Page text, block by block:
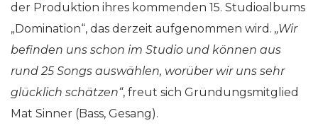
der Produktion ihres kommenden 15. Studioalbums
„Domination“, das derzeit aufgenommen wird. „Wir
befinden uns schon im Studio und können aus
rund 25 Songs auswählen, worüber wir uns sehr
glücklich schätzen“, freut sich Gründungsmitglied
Mat Sinner (Bass, Gesang).